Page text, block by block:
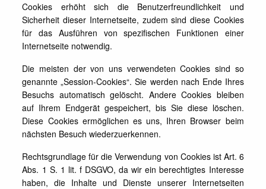
Cookies erhöht sich die Benutzerfreundlichkeit und
Sicherheit dieser Internetseite, zudem sind diese Cookies
für das Ausführen von spezifischen Funktionen einer
Internetseite notwendig.
Die meisten der von uns verwendeten Cookies sind so
genannte „Session-Cookies“. Sie werden nach Ende Ihres
Besuchs automatisch gelöscht. Andere Cookies bleiben
auf Ihrem Endgerät gespeichert, bis Sie diese löschen.
Diese Cookies ermöglichen es uns, Ihren Browser beim
nächsten Besuch wiederzuerkennen.
Rechtsgrundlage für die Verwendung von Cookies ist Art. 6
Abs. 1 S. 1 lit. f DSGVO, da wir ein berechtigtes Interesse
haben, die Inhalte und Dienste unserer Internetseiten